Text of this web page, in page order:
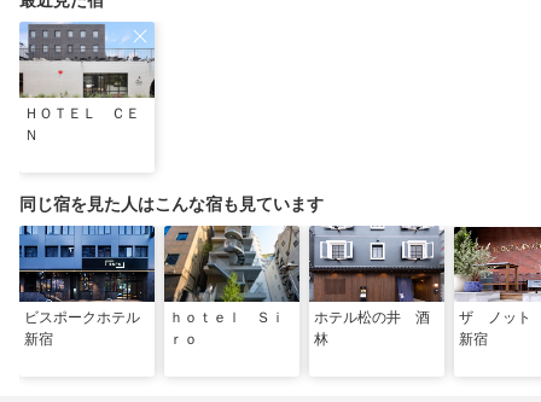
ＨＯＴＥＬ ＣＥ
Ｎ
同じ宿を見た人はこんな宿も見ています
ビスポークホテル
新宿
ｈｏｔｅｌ Ｓｉ
ｒｏ
ホテル松の井 酒
林
ザ ノット
新宿